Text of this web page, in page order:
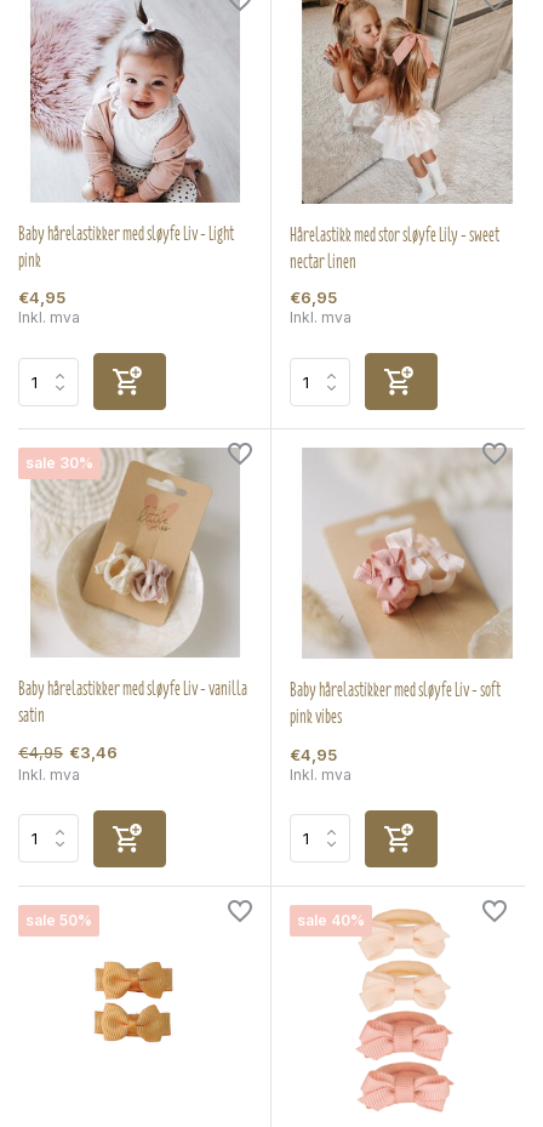
Baby hårelastikker med sløyfe Liv - Light
pink
€4,95
Inkl. mva
Hårelastikk med stor sløyfe Lily - sweet
nectar linen
€6,95
Inkl. mva
sale 30%
Baby hårelastikker med sløyfe Liv - vanilla
satin
€4,95 €3,46
Inkl. mva
Baby hårelastikker med sløyfe Liv - soft
pink vibes
€4,95
Inkl. mva
sale 50% sale 40%